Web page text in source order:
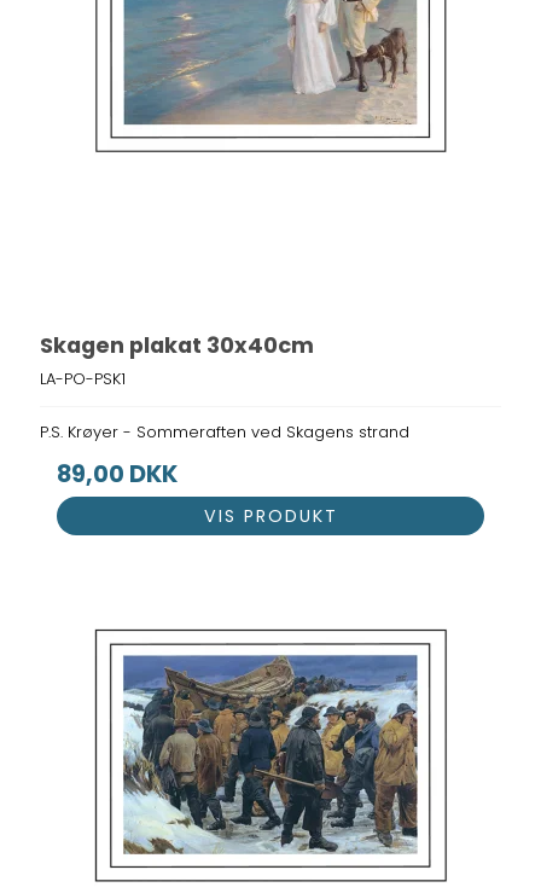
Skagen plakat 30x40cm
LA-PO-PSK1
P.S. Krøyer - Sommeraften ved Skagens strand
89,00 DKK
VIS PRODUKT